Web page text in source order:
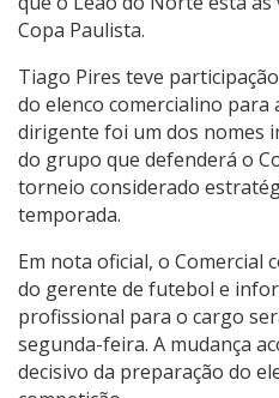
Copa Paulista.
Tiago Pires teve
do elenco comercialino para
dirigente foi um dos nomes
do grupo que defenderá o
torneio considerado
temporada.
Em nota oficial, o Comercial
do gerente de futebol e
profissional para o cargo
segunda-feira. A mudança
decisivo da preparação do